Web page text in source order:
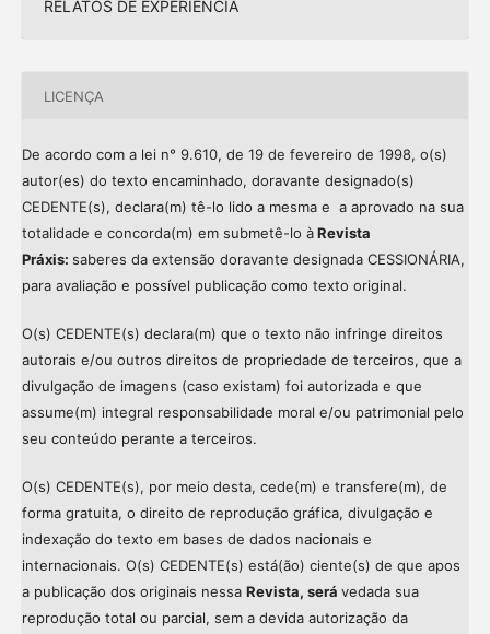
RELATOS DE EXPERIÊNCIA
LICENÇA
De acordo com a lei n° 9.610, de 19 de fevereiro de 1998, o(s)
autor(es) do texto encaminhado, doravante designado(s)
CEDENTE(s), declara(m) tê-lo lido a mesma e a aprovado na sua
totalidade e concorda(m) em submetê-lo àRevista
Práxis: saberes da extensão doravante designada CESSIONÁRIA,
para avaliação e possível publicação como texto original.
O(s) CEDENTE(s) declara(m) que o texto não infringe direitos
autorais e/ou outros direitos de propriedade de terceiros, que a
divulgação de imagens (caso existam) foi autorizada e que
assume(m) integral responsabilidade moral e/ou patrimonial pelo
seu conteúdo perante a terceiros.
O(s) CEDENTE(s), por meio desta, cede(m) e transfere(m), de
forma gratuita, o direito de reprodução gráfica, divulgação e
indexação do texto em bases de dados nacionais e
internacionais. O(s) CEDENTE(s) está(ão) ciente(s) de que apos
a publicação dos originais nessa Revista, será vedada sua
reprodução total ou parcial, sem a devida autorização da